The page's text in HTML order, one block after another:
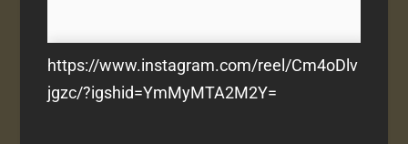
https://www.instagram.com/reel/Cm4oDlv
jgzc/?igshid=YmMyMTA2M2Y=